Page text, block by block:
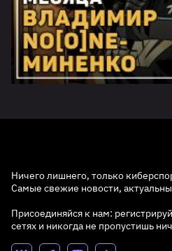
Ничего лишнего, только
Самые свежие новости,
Присоединяйся к нам:
сетях и никогда не пропустишь